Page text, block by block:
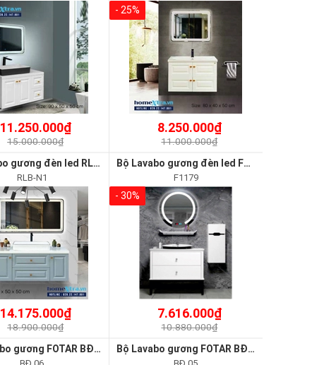
11.250.000₫
15.000.000₫
- 25%
8.250.000₫
11.000.000₫
Tủ lavabo gương đèn led RLB-N1
RLB-N1
14.175.000₫
18.900.000₫
Bộ Lavabo gương đèn led FOTAR F1179
F1179
- 30%
7.616.000₫
10.880.000₫
Bộ Lavabo gương FOTAR BĐ 06 Bộ Lavabo gương FOTAR BĐ 05